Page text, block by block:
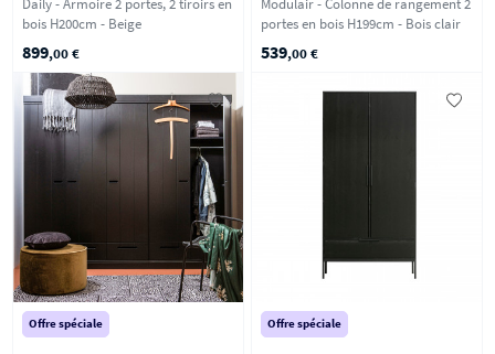
Daily - Armoire 2 portes, 2 tiroirs en
bois H200cm - Beige
899,00 €
Modulair - Colonne de rangement 2
portes en bois H199cm - Bois clair
539,00 €
Offre spéciale Offre spéciale